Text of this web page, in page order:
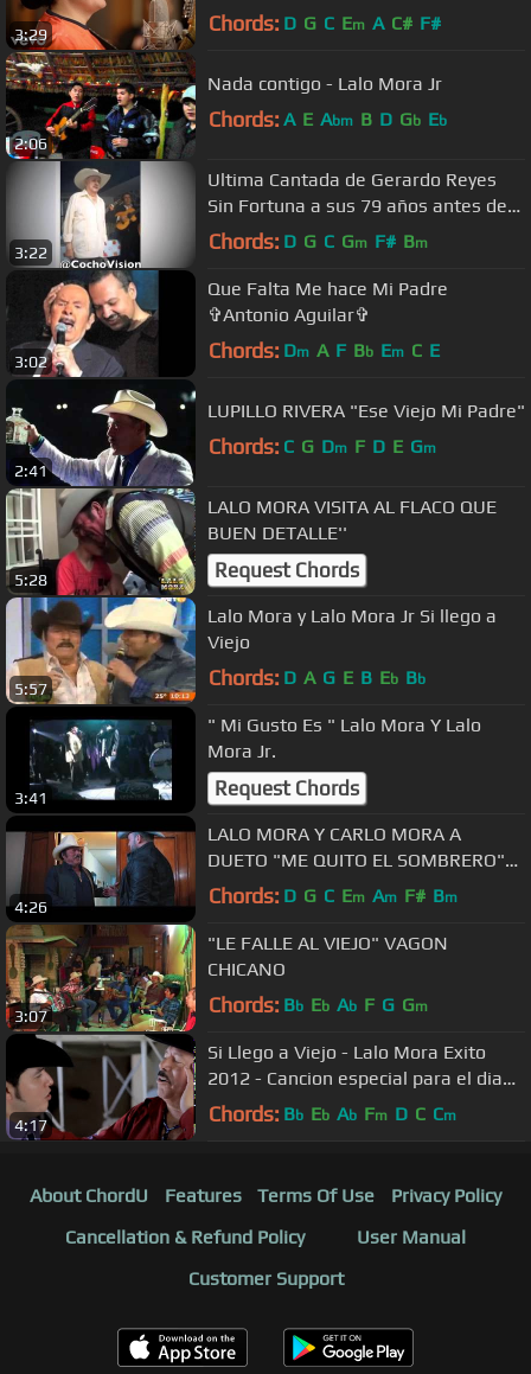
3:29 Chords: D G C Em A C# F#
2:06
Nada contigo - Lalo Mora Jr
Chords: A E Abm B D Gb Eb
3:22
Ultima Cantada de Gerardo Reyes
Sin Fortuna a sus 79 años antes de
Morir
Chords: D G C Gm F# Bm
3:02
Que Falta Me hace Mi Padre
✞Antonio Aguilar✞
Chords: Dm A F Bb Em C E
2:41
LUPILLO RIVERA "Ese Viejo Mi Padre"
Chords: C G Dm F D E Gm
5:28
LALO MORA VISITA AL FLACO QUE
BUEN DETALLE''
Request Chords
5:57
Lalo Mora y Lalo Mora Jr Si llego a
Viejo
Chords: D A G E B Eb Bb
3:41
" Mi Gusto Es " Lalo Mora Y Lalo
Mora Jr.
Request Chords
4:26
LALO MORA Y CARLO MORA A
DUETO "ME QUITO EL SOMBRERO"
VIDEO OFICIAL 2019
Chords: D G C Em Am F# Bm
3:07
"LE FALLE AL VIEJO" VAGON
CHICANO
Chords: Bb Eb Ab F G Gm
4:17
Si Llego a Viejo - Lalo Mora Exito
2012 - Cancion especial para el dia
del padre
Chords: Bb Eb Ab Fm D C Cm
About ChordU Features Terms Of Use
Privacy Policy
Cancellation & Refund Policy
User Manual
Customer Support